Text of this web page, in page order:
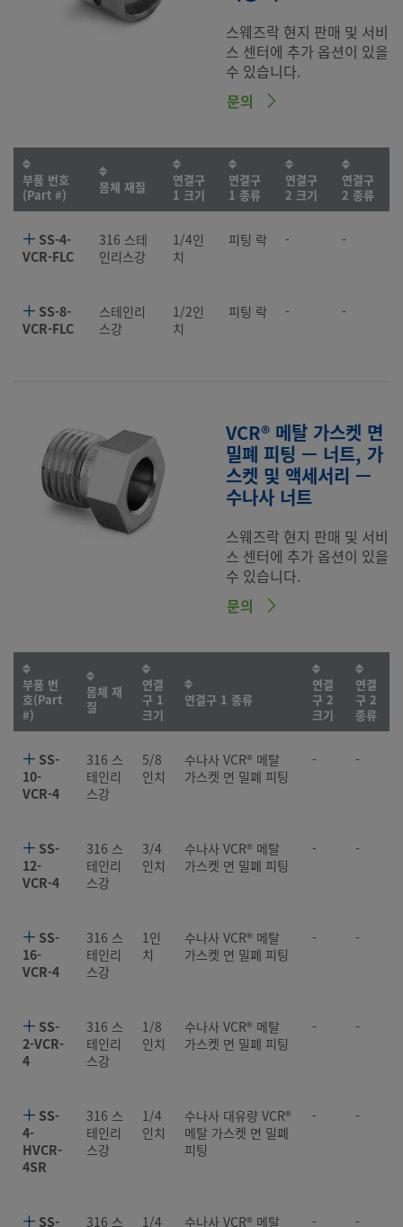
스웨즈락 현지 판매 및 서비
스 센터에 추가 옵션이 있을
수 있습니다.
문의
부품 번호
(Part #)
몸체 재질
연결구
1 크기
연결구
1 종류
연결구
2 크기
연결구
2 종류
SS-4-
VCR-FLC
316 스테
인리스강
1/4인
치
피팅 락 - -
SS-8-
VCR-FLC
스테인리
스강
1/2인
치
피팅 락 - -
VCR® 메탈 가스켓 면
밀폐 피팅 — 너트, 가
스켓 및 액세서리 —
수나사 너트
스웨즈락 현지 판매 및 서비
스 센터에 추가 옵션이 있을
수 있습니다.
문의
부품 번
호(Part
#)
몸체 재
질
연결
구 1
크기
연결구 1 종류
연결
구 2
크기
연결
구 2
종류
SS-
10-
VCR-4
316 스
테인리
스강
5/8
인치
수나사 VCR® 메탈
가스켓 면 밀폐 피팅
- -
SS-
12-
VCR-4
316 스
테인리
스강
3/4
인치
수나사 VCR® 메탈
가스켓 면 밀폐 피팅
- -
SS-
16-
VCR-4
316 스
테인리
스강
1인
치
수나사 VCR® 메탈
가스켓 면 밀폐 피팅
- -
SS-
2-VCR-
4
316 스
테인리
스강
1/8
인치
수나사 VCR® 메탈
가스켓 면 밀폐 피팅
- -
SS-
4-
HVCR-
4SR
316 스
테인리
스강
1/4
인치
수나사 대유량 VCR®
메탈 가스켓 면 밀폐
피팅
- -
SS- 316 스 1/4 수나사 VCR® 메탈 - -